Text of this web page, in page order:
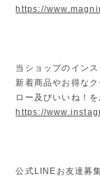
https://
当ショップのイン
新着商品やお得な
ロー及びいいね！
https://
公式LINEお友達募